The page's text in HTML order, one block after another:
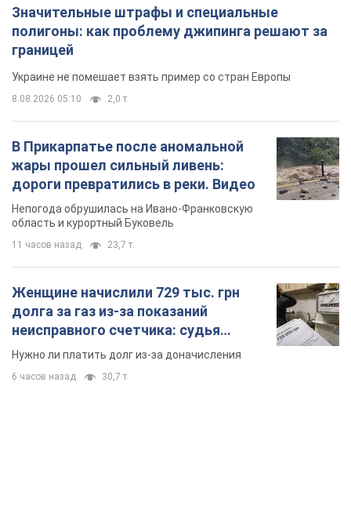
Значительные штрафы и специальные
полигоны: как проблему джипинга решают за
границей
Украине не помешает взять пример со стран Европы
8.08.2026 05:10 2,0 т.
В Прикарпатье после аномальной
жары прошел сильный ливень:
дороги превратились в реки. Видео
Непогода обрушилась на Ивано-Франковскую
область и курортный Буковель
11 часов назад 23,7 т.
Женщине начислили 729 тыс. грн
долга за газ из-за показаний
неисправного счетчика: судья
вынес неожиданное решение
Нужно ли платить долг из-за доначисления
6 часов назад 30,7 т.